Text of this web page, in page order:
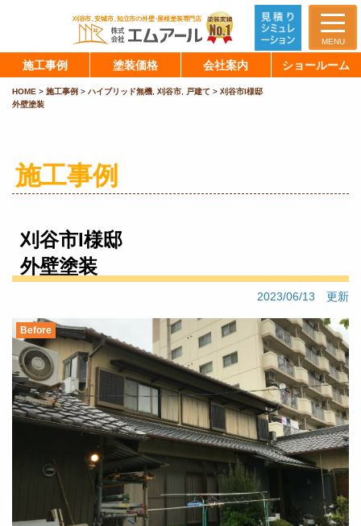
MENU
施工事例 塗装価格 会社案内 ショールーム
HOME > 施工事例 > ハイブリッド無機, 刈谷市, 戸建て > 刈谷市I様邸
外壁塗装
施工事例
刈谷市I様邸
外壁塗装
2023/06/13 更新
Before